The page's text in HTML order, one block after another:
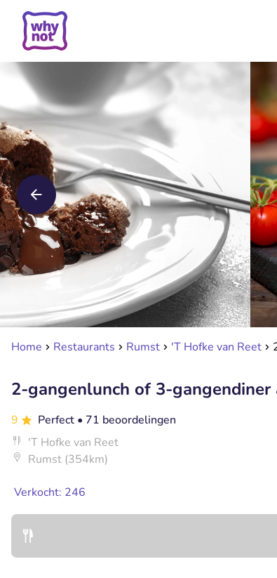
Home Restaurants Rumst 'T Hofke van Reet
2-gangenlunch of 3-gangendiner
9 Perfect • 71 beoordelingen
'T Hofke van Reet
Rumst (354km)
Verkocht: 246